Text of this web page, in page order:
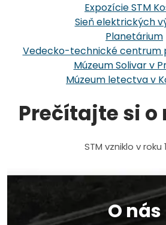
Expozície STM
Sieň elektrických
Planetárium
Vedecko-technické centrum
Múzeum Solivar v
Múzeum letectva v
Prečítajte si o
STM vzniklo v roku
O nás